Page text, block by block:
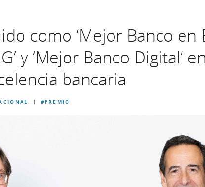
como ‘Mejor Banco en
y ‘Mejor Banco Digital’
bancaria
#PREMIO